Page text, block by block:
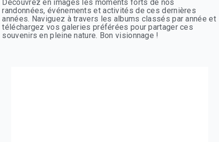
Découvrez en images les moments forts de nos
randonnées, événements et activités de ces dernières
années. Naviguez à travers les albums classés par année et
téléchargez vos galeries préférées pour partager ces
souvenirs en pleine nature. Bon visionnage !